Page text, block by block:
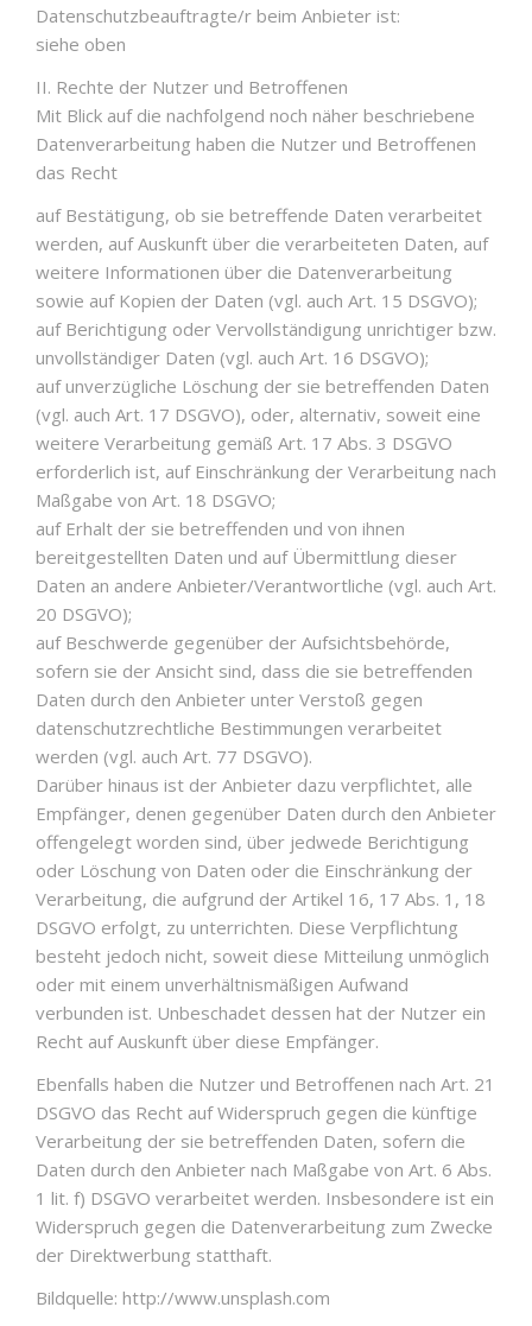
Datenschutzbeauftragte/r beim Anbieter ist:
siehe oben
II. Rechte der Nutzer und Betroffenen
Mit Blick auf die nachfolgend noch näher beschriebene
Datenverarbeitung haben die Nutzer und Betroffenen
das Recht
auf Bestätigung, ob sie betreffende Daten verarbeitet
werden, auf Auskunft über die verarbeiteten Daten, auf
weitere Informationen über die Datenverarbeitung
sowie auf Kopien der Daten (vgl. auch Art. 15 DSGVO);
auf Berichtigung oder Vervollständigung unrichtiger bzw.
unvollständiger Daten (vgl. auch Art. 16 DSGVO);
auf unverzügliche Löschung der sie betreffenden Daten
(vgl. auch Art. 17 DSGVO), oder, alternativ, soweit eine
weitere Verarbeitung gemäß Art. 17 Abs. 3 DSGVO
erforderlich ist, auf Einschränkung der Verarbeitung nach
Maßgabe von Art. 18 DSGVO;
auf Erhalt der sie betreffenden und von ihnen
bereitgestellten Daten und auf Übermittlung dieser
Daten an andere Anbieter/Verantwortliche (vgl. auch Art.
20 DSGVO);
auf Beschwerde gegenüber der Aufsichtsbehörde,
sofern sie der Ansicht sind, dass die sie betreffenden
Daten durch den Anbieter unter Verstoß gegen
datenschutzrechtliche Bestimmungen verarbeitet
werden (vgl. auch Art. 77 DSGVO).
Darüber hinaus ist der Anbieter dazu verpflichtet, alle
Empfänger, denen gegenüber Daten durch den Anbieter
offengelegt worden sind, über jedwede Berichtigung
oder Löschung von Daten oder die Einschränkung der
Verarbeitung, die aufgrund der Artikel 16, 17 Abs. 1, 18
DSGVO erfolgt, zu unterrichten. Diese Verpflichtung
besteht jedoch nicht, soweit diese Mitteilung unmöglich
oder mit einem unverhältnismäßigen Aufwand
verbunden ist. Unbeschadet dessen hat der Nutzer ein
Recht auf Auskunft über diese Empfänger.
Ebenfalls haben die Nutzer und Betroffenen nach Art. 21
DSGVO das Recht auf Widerspruch gegen die künftige
Verarbeitung der sie betreffenden Daten, sofern die
Daten durch den Anbieter nach Maßgabe von Art. 6 Abs.
1 lit. f) DSGVO verarbeitet werden. Insbesondere ist ein
Widerspruch gegen die Datenverarbeitung zum Zwecke
der Direktwerbung statthaft.
Bildquelle: http://www.unsplash.com